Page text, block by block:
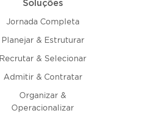
Soluções
Jornada Completa
Planejar & Estruturar
Recrutar & Selecionar
Admitir & Contratar
Organizar &
Operacionalizar